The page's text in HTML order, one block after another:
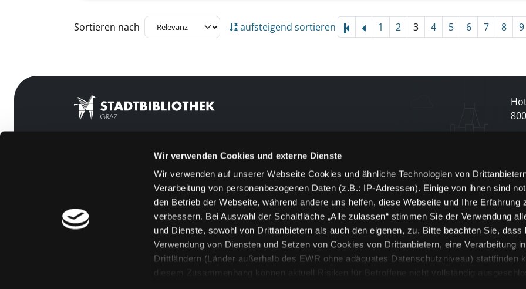
Wir verwenden Cookies und externe Dienste
Wir verwenden auf unserer Webseite Cookies und ähnliche Technologien von
Verarbeitung von personenbezogenen Daten (z.B.: IP-Adressen). Einige von ihnen sind
den Betrieb der Webseite, während andere uns helfen, diese Webseite und Ihre Erfahrung
verbessern. Bei Auswahl der Schaltfläche „Alle zulassen“ stimmen Sie der Verwendung
und Dienste, sowohl von Drittanbietern als auch den eigenen, zu. Bitte beachten Sie, dass
Verwendung von Diensten und Setzen von Cookies von Drittanbietern, eine Verarbeitung
Drittländern (Länder außerhalb des EWR ohne adäquates Datenschutzniveau) stattfinden
diesem Zusammenhang können aktuell Risiken für Betroffene nicht vollständig
Zu den Suchfiltern springen
Sortieren nach aufsteigend sortieren 1 2 3 4 5 6 7 8 9
800
[kju:b]
Feedback
Kontakt
Über uns
Jobs
Medienwunsch
FAQs